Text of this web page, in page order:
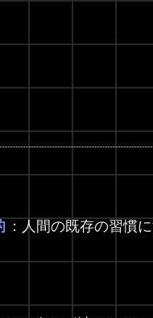
：人間の既存の習慣